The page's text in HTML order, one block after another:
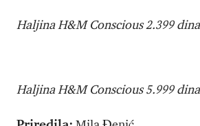
HaljinaH&M Conscious 2.399
HaljinaH&M Conscious 5.999